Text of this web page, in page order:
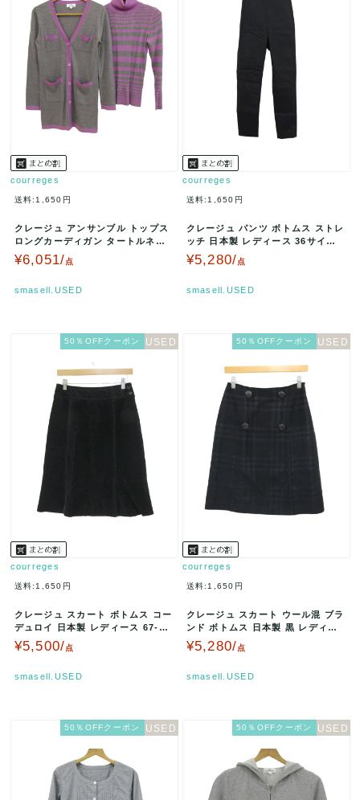
courreges
送料:1,650円
クレージュ アンサンブル トップス
ロングカーディガン タートルネッ
クセーター レディース 40サイ…
¥6,051/点
smasell.USED
courreges
送料:1,650円
クレージュ パンツ ボトムス ストレ
ッチ 日本製 レディース 36サイズ
グレー courreges…
¥5,280/点
smasell.USED
50％OFFクーポン
courreges
送料:1,650円
クレージュ スカート ボトムス コー
デュロイ 日本製 レディース 67-93
サイズ ブラック cou…
¥5,500/点
smasell.USED
50％OFFクーポン
courreges
送料:1,650円
クレージュ スカート ウール混 ブラ
ンド ボトムス 日本製 黒 レディー
ス 38サイズ ブラック c…
¥5,280/点
smasell.USED
50％OFFクーポン 50％OFFクーポン